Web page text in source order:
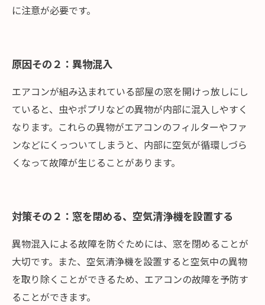
に注意が必要です。
原因その２：異物混入
エアコンが組み込まれている部屋の窓を開けっ放しにし
ていると、虫やポプリなどの異物が内部に混入しやすく
なります。これらの異物がエアコンのフィルターやファ
ンなどにくっついてしまうと、内部に空気が循環しづら
くなって故障が生じることがあります。
対策その２：窓を閉める、空気清浄機を設置する
異物混入による故障を防ぐためには、窓を閉めることが
大切です。また、空気清浄機を設置すると空気中の異物
を取り除くことができるため、エアコンの故障を予防す
ることができます。